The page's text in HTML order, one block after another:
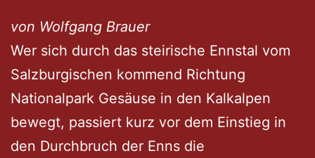
von Wolfgang Brauer
Wer sich durch das steirische Ennstal vom
Salzburgischen kommend Richtung
Nationalpark Gesäuse in den Kalkalpen
bewegt, passiert kurz vor dem Einstieg in
den Durchbruch der Enns die